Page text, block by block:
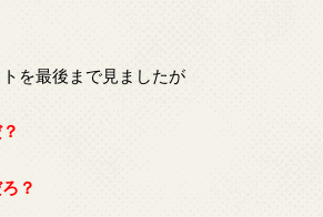
を最後まで見ましたが
？